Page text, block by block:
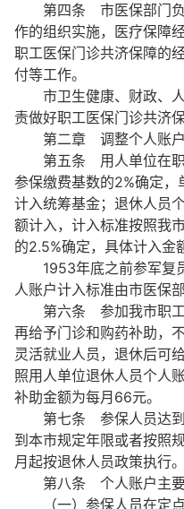
第四条 市医保部门
作的组织实施，医疗保障
职工医保门诊共济保障的
付等工作。
市卫生健康、财政、
责做好职工医保门诊共济
第二章 调整个人账户
第五条 用人单位在
参保缴费基数的2%确定
计入统筹基金；退休人员
额计入，计入标准按照我
的2.5%确定，具体计入金
1953年底之前参军复
人账户计入标准由市医保
第六条 参加我市职
再给予门诊和购药补助，
灵活就业人员，退休后可
照用人单位退休人员个人
补助金额为每月66元。
第七条 参保人员达
到本市规定年限或者按照
月起按退休人员政策执行。
第八条 个人账户主要
（一）参保人员在定